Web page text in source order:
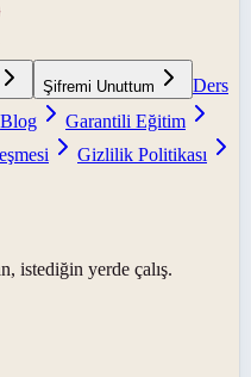
Şifremi Unuttum
Ders
Blog
Garantili Eğitim
Gizlilik Politikası
istediğin yerde çalış.